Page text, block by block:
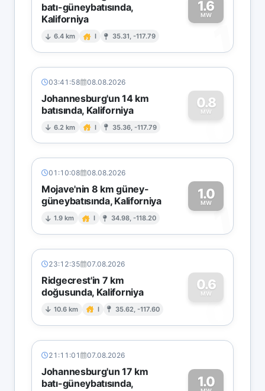
batı-güneybatısında,
Kaliforniya
6.4 km I 35.31, -117.79
1.6
MW
1
03:41:58 08.08.2026
Johannesburg'un 14 km
batısında, Kaliforniya
6.2 km I 35.36, -117.79
0.8
MW
0
01:10:08 08.08.2026
Mojave'nin 8 km güney-
güneybatısında, Kaliforniya
1.9 km I 34.98, -118.20
1.0
MW1
23:12:35 07.08.2026
Ridgecrest'in 7 km
doğusunda, Kaliforniya
10.6 km I 35.62, -117.60
0.6
MW
0
21:11:01 07.08.2026
Johannesburg'un 17 km
batı-güneybatısında,
1.0